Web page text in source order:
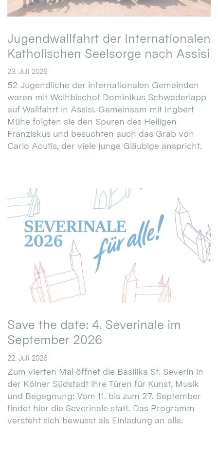
Jugendwallfahrt der Internationalen
Katholischen Seelsorge nach Assisi
23. Juli 2026
52 Jugendliche der internationalen Gemeinden
waren mit Weihbischof Dominikus Schwaderlapp
auf Wallfahrt in Assisi. Gemeinsam mit Ingbert
Mühe folgten sie den Spuren des Heiligen
Franziskus und besuchten auch das Grab von
Carlo Acutis, der viele junge Gläubige anspricht.
Save the date: 4. Severinale im
September 2026
22. Juli 2026
Zum vierten Mal öffnet die Basilika St. Severin in
der Kölner Südstadt ihre Türen für Kunst, Musik
und Begegnung: Vom 11. bis zum 27. September
findet hier die Severinale statt. Das Programm
versteht sich bewusst als Einladung an alle.